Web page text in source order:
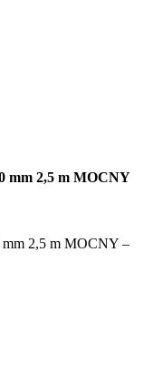
mm 2,5 m MOCNY
2,5 m MOCNY –